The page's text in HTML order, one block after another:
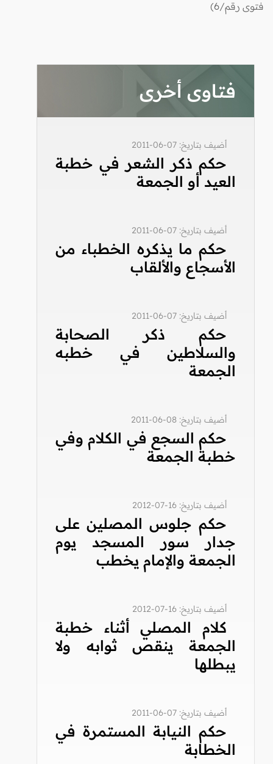
فتوى رقم/6)
فتاوى أخرى
أضيف بتاريخ: 07-06-2011
حكم ذكر الشعر في خطبة
العيد أو الجمعة
أضيف بتاريخ: 07-06-2011
حكم ما يذكره الخطباء من
الأسجاع والألقاب
أضيف بتاريخ: 07-06-2011
حكم ذكر الصحابة
والسلاطين في خطبه
الجمعة
أضيف بتاريخ: 08-06-2011
حكم السجع في الكلام وفي
خطبة الجمعة
أضيف بتاريخ: 16-07-2012
حكم جلوس المصلين على
جدار سور المسجد يوم
الجمعة والإمام يخطب
أضيف بتاريخ: 16-07-2012
كلام المصلي أثناء خطبة
الجمعة ينقص ثوابه ولا
يبطلها
أضيف بتاريخ: 07-06-2011
حكم النيابة المستمرة في
الخطابة